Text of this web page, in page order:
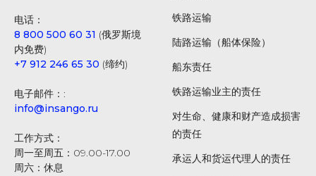
电话：
8 800 500 60 31 (俄罗斯境
内免费)
+7 912 246 65 30 (缔约)
电子邮件：:
info@insango.ru
工作方式：
周一至周五：09.00-17.00
周六：休息
铁路运输
陆路运输（船体保险）
船东责任
铁路运输业主的责任
对生命、健康和财产造成损害
的责任
承运人和货运代理人的责任